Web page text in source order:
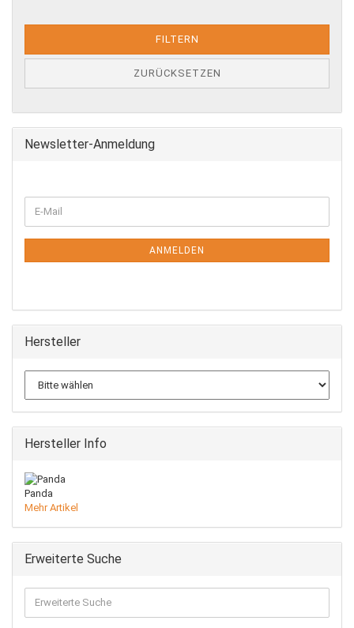
FILTERN
ZURÜCKSETZEN
Newsletter-Anmeldung
ZUR
NEWSLETTER-
E-
Mail
ANMELDEN
Hersteller
Hersteller Info
Panda
Mehr Artikel
Erweiterte Suche
Suche